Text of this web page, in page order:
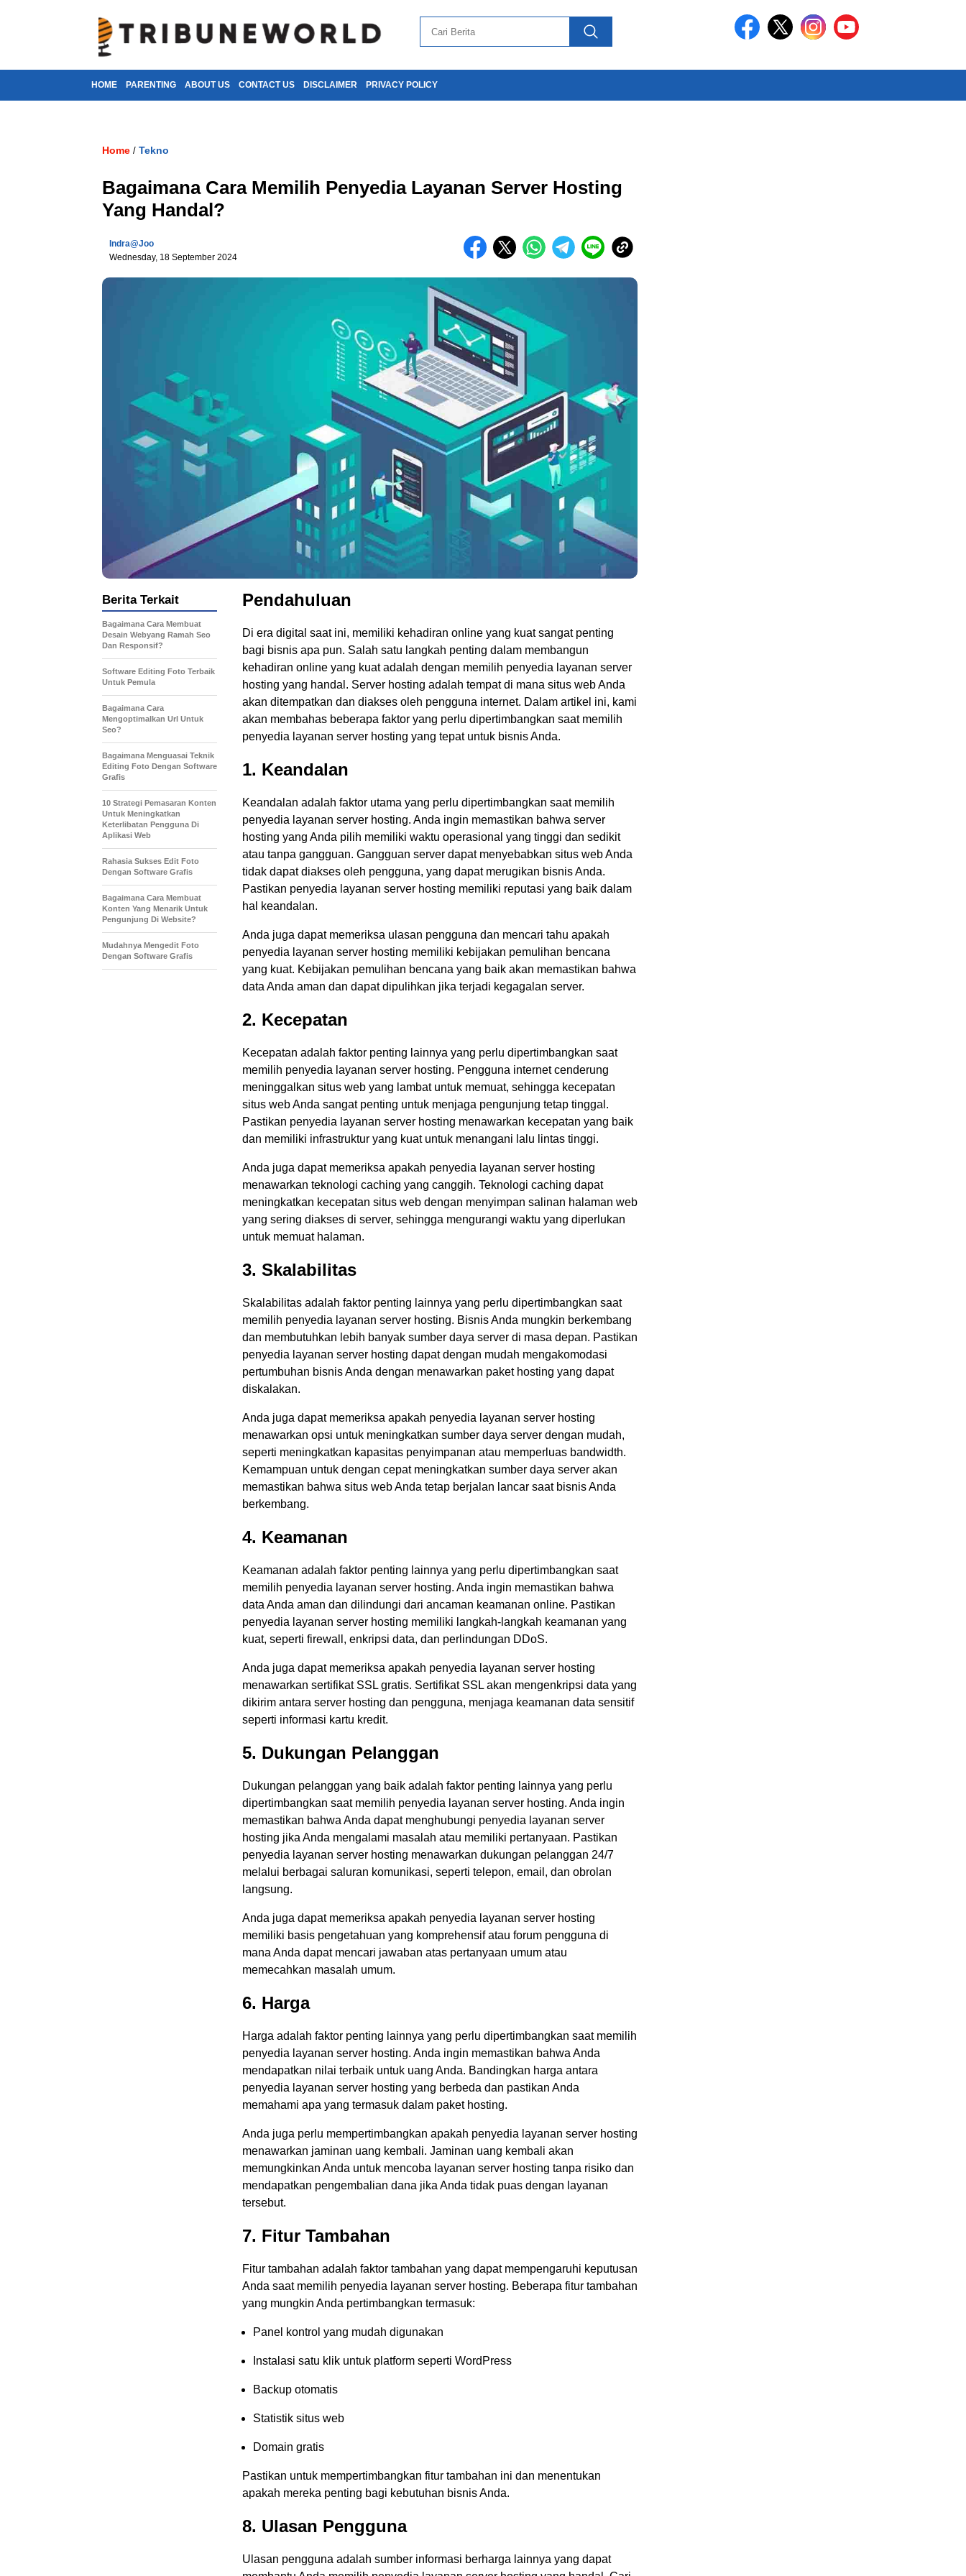
HOME PARENTING ABOUT US CONTACT US DISCLAIMER PRIVACY POLICY
Home / Tekno
Bagaimana Cara Memilih Penyedia Layanan Server Hosting
Yang Handal?
Indra@joo
Wednesday, 18 September 2024
Pendahuluan
Di era digital saat ini, memiliki kehadiran online yang kuat sangat penting
bagi bisnis apa pun. Salah satu langkah penting dalam membangun
kehadiran online yang kuat adalah dengan memilih penyedia layanan server
hosting yang handal. Server hosting adalah tempat di mana situs web Anda
akan ditempatkan dan diakses oleh pengguna internet. Dalam artikel ini, kami
akan membahas beberapa faktor yang perlu dipertimbangkan saat memilih
penyedia layanan server hosting yang tepat untuk bisnis Anda.
1. Keandalan
Keandalan adalah faktor utama yang perlu dipertimbangkan saat memilih
penyedia layanan server hosting. Anda ingin memastikan bahwa server
hosting yang Anda pilih memiliki waktu operasional yang tinggi dan sedikit
atau tanpa gangguan. Gangguan server dapat menyebabkan situs web Anda
tidak dapat diakses oleh pengguna, yang dapat merugikan bisnis Anda.
Pastikan penyedia layanan server hosting memiliki reputasi yang baik dalam
hal keandalan.
Anda juga dapat memeriksa ulasan pengguna dan mencari tahu apakah
penyedia layanan server hosting memiliki kebijakan pemulihan bencana
yang kuat. Kebijakan pemulihan bencana yang baik akan memastikan bahwa
data Anda aman dan dapat dipulihkan jika terjadi kegagalan server.
2. Kecepatan
Kecepatan adalah faktor penting lainnya yang perlu dipertimbangkan saat
memilih penyedia layanan server hosting. Pengguna internet cenderung
meninggalkan situs web yang lambat untuk memuat, sehingga kecepatan
situs web Anda sangat penting untuk menjaga pengunjung tetap tinggal.
Pastikan penyedia layanan server hosting menawarkan kecepatan yang baik
dan memiliki infrastruktur yang kuat untuk menangani lalu lintas tinggi.
Anda juga dapat memeriksa apakah penyedia layanan server hosting
menawarkan teknologi caching yang canggih. Teknologi caching dapat
meningkatkan kecepatan situs web dengan menyimpan salinan halaman web
yang sering diakses di server, sehingga mengurangi waktu yang diperlukan
untuk memuat halaman.
3. Skalabilitas
Skalabilitas adalah faktor penting lainnya yang perlu dipertimbangkan saat
memilih penyedia layanan server hosting. Bisnis Anda mungkin berkembang
dan membutuhkan lebih banyak sumber daya server di masa depan. Pastikan
penyedia layanan server hosting dapat dengan mudah mengakomodasi
pertumbuhan bisnis Anda dengan menawarkan paket hosting yang dapat
diskalakan.
Anda juga dapat memeriksa apakah penyedia layanan server hosting
menawarkan opsi untuk meningkatkan sumber daya server dengan mudah,
seperti meningkatkan kapasitas penyimpanan atau memperluas bandwidth.
Kemampuan untuk dengan cepat meningkatkan sumber daya server akan
memastikan bahwa situs web Anda tetap berjalan lancar saat bisnis Anda
berkembang.
4. Keamanan
Keamanan adalah faktor penting lainnya yang perlu dipertimbangkan saat
memilih penyedia layanan server hosting. Anda ingin memastikan bahwa
data Anda aman dan dilindungi dari ancaman keamanan online. Pastikan
penyedia layanan server hosting memiliki langkah-langkah keamanan yang
kuat, seperti firewall, enkripsi data, dan perlindungan DDoS.
Anda juga dapat memeriksa apakah penyedia layanan server hosting
menawarkan sertifikat SSL gratis. Sertifikat SSL akan mengenkripsi data yang
dikirim antara server hosting dan pengguna, menjaga keamanan data sensitif
seperti informasi kartu kredit.
5. Dukungan Pelanggan
Dukungan pelanggan yang baik adalah faktor penting lainnya yang perlu
dipertimbangkan saat memilih penyedia layanan server hosting. Anda ingin
memastikan bahwa Anda dapat menghubungi penyedia layanan server
hosting jika Anda mengalami masalah atau memiliki pertanyaan. Pastikan
penyedia layanan server hosting menawarkan dukungan pelanggan 24/7
melalui berbagai saluran komunikasi, seperti telepon, email, dan obrolan
langsung.
Anda juga dapat memeriksa apakah penyedia layanan server hosting
memiliki basis pengetahuan yang komprehensif atau forum pengguna di
mana Anda dapat mencari jawaban atas pertanyaan umum atau
memecahkan masalah umum.
6. Harga
Harga adalah faktor penting lainnya yang perlu dipertimbangkan saat memilih
penyedia layanan server hosting. Anda ingin memastikan bahwa Anda
mendapatkan nilai terbaik untuk uang Anda. Bandingkan harga antara
penyedia layanan server hosting yang berbeda dan pastikan Anda
memahami apa yang termasuk dalam paket hosting.
Anda juga perlu mempertimbangkan apakah penyedia layanan server hosting
menawarkan jaminan uang kembali. Jaminan uang kembali akan
memungkinkan Anda untuk mencoba layanan server hosting tanpa risiko dan
mendapatkan pengembalian dana jika Anda tidak puas dengan layanan
tersebut.
7. Fitur Tambahan
Fitur tambahan adalah faktor tambahan yang dapat mempengaruhi keputusan
Anda saat memilih penyedia layanan server hosting. Beberapa fitur tambahan
yang mungkin Anda pertimbangkan termasuk:
Panel kontrol yang mudah digunakan
Instalasi satu klik untuk platform seperti WordPress
Backup otomatis
Statistik situs web
Domain gratis
Pastikan untuk mempertimbangkan fitur tambahan ini dan menentukan
apakah mereka penting bagi kebutuhan bisnis Anda.
8. Ulasan Pengguna
Ulasan pengguna adalah sumber informasi berharga lainnya yang dapat
Berita Terkait
Bagaimana Cara Membuat
Desain Webyang Ramah Seo
Dan Responsif?
Software Editing Foto Terbaik
Untuk Pemula
Bagaimana Cara
Mengoptimalkan Url Untuk
Seo?
Bagaimana Menguasai Teknik
Editing Foto Dengan Software
Grafis
10 Strategi Pemasaran Konten
Untuk Meningkatkan
Keterlibatan Pengguna Di
Aplikasi Web
Rahasia Sukses Edit Foto
Dengan Software Grafis
Bagaimana Cara Membuat
Konten Yang Menarik Untuk
Pengunjung Di Website?
Mudahnya Mengedit Foto
Dengan Software Grafis